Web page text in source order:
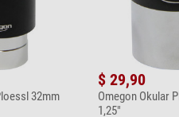
32mm
$ 29,90
Omegon Okular
1,25"